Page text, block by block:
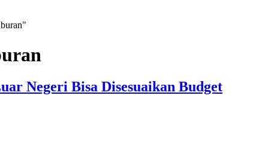
Negeri Bisa Disesuaikan Budget